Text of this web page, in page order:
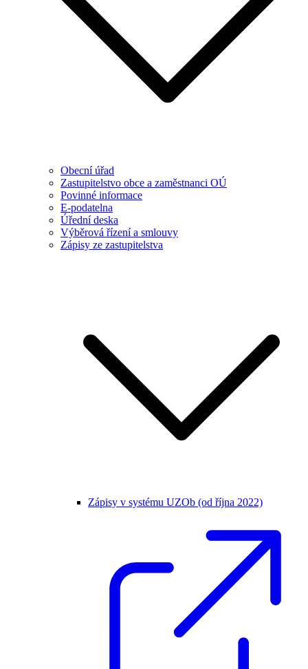
Obecní úřad
Zastupitelstvo obce a zaměstnanci OÚ
Povinné informace
E-podatelna
Úřední deska
Výběrová řízení a smlouvy
Zápisy ze zastupitelstva
Zápisy v systému UZOb (od října 2022)